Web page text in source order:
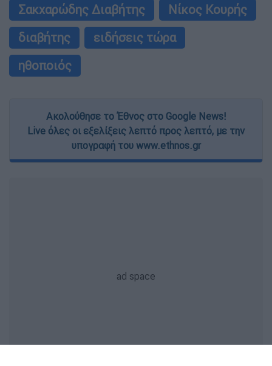
Σακχαρώδης Διαβήτης
Νίκος Κουρής
διαβήτης
ειδήσεις τώρα
ηθοποιός
Ακολούθησε το Έθνος στο Google News!
Live όλες οι εξελίξεις λεπτό προς λεπτό, με την
υπογραφή του www.ethnos.gr